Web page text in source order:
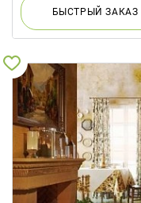
БЫСТРЫЙЗАКАЗ